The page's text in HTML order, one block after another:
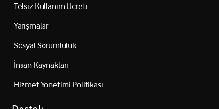
Telsiz Kullanım Ücreti
Yarışmalar
Sosyal Sorumluluk
İnsan Kaynakları
Hizmet Yönetimi Politikası